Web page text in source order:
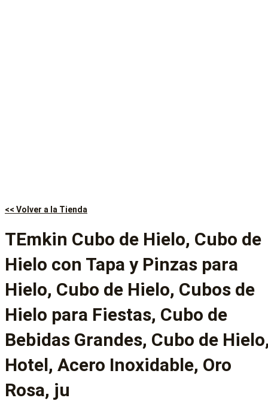
<< Volver a la Tienda
TEmkin Cubo de Hielo, Cubo de
Hielo con Tapa y Pinzas para
Hielo, Cubo de Hielo, Cubos de
Hielo para Fiestas, Cubo de
Bebidas Grandes, Cubo de
Hotel, Acero Inoxidable, Oro
Rosa, ju